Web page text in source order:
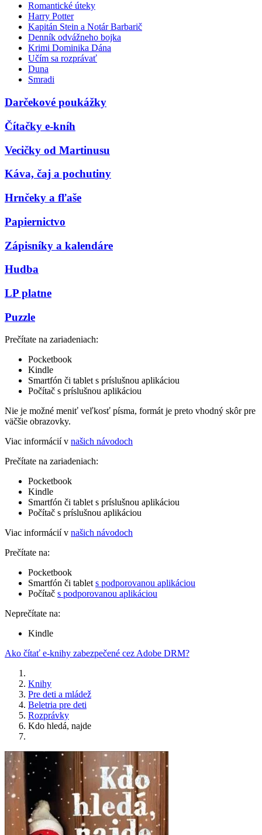
Romantické úteky
Harry Potter
Kapitán Stein a Notár Barbarič
Denník odvážneho bojka
Krimi Dominika Dána
Učím sa rozprávať
Duna
Smradi
Darčekové poukážky
Čítačky e-kníh
Vecičky od Martinusu
Káva, čaj a pochutiny
Hrnčeky a fľaše
Papiernictvo
Zápisníky a kalendáre
Hudba
LP platne
Puzzle
Prečítate na zariadeniach:
Pocketbook
Kindle
Smartfón či tablet s príslušnou aplikáciou
Počítač s príslušnou aplikáciou
Nie je možné meniť veľkosť písma, formát je preto vhodný skôr pre
väčšie obrazovky.
Viac informácií v našich návodoch
Prečítate na zariadeniach:
Pocketbook
Kindle
Smartfón či tablet s príslušnou aplikáciou
Počítač s príslušnou aplikáciou
Viac informácií v našich návodoch
Prečítate na:
Pocketbook
Smartfón či tablet s podporovanou aplikáciou
Počítač s podporovanou aplikáciou
Neprečítate na:
Kindle
Ako čítať e-knihy zabezpečené cez Adobe DRM?
Knihy
Pre deti a mládež
Beletria pre deti
Rozprávky
Kdo hledá, najde